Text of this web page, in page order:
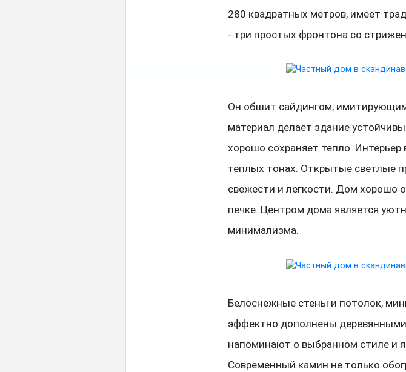
280 квадратных метров, имеет
- три простых фронтона со
Он обшит сайдингом,
материал делает здание
хорошо сохраняет тепло.
теплых тонах. Открытые светлые
свежести и легкости. Дом хорошо
печке. Центром дома является
минимализма.
Белоснежные стены и потолок,
эффектно дополнены
напоминают о выбранном стиле и
Современный камин не только